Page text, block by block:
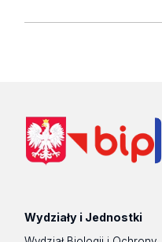
Wydziały i Jednostki